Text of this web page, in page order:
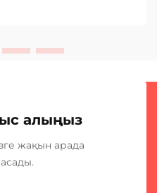
алыңыз
жақын арада